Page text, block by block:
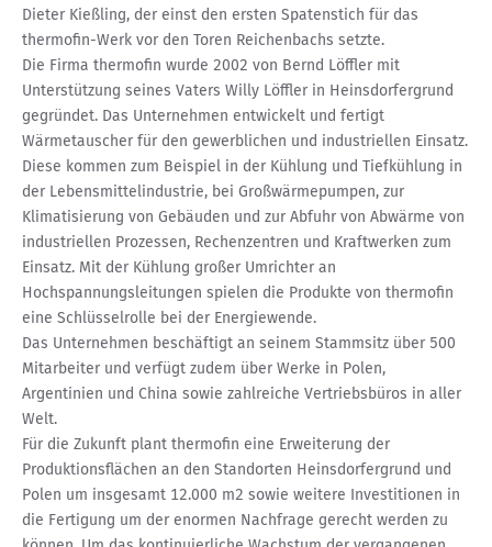
Dieter Kießling, der einst den ersten Spatenstich für das
thermofin-Werk vor den Toren Reichenbachs setzte.
Die Firma thermofin wurde 2002 von Bernd Löffler mit
Unterstützung seines Vaters Willy Löffler in Heinsdorfergrund
gegründet. Das Unternehmen entwickelt und fertigt
Wärmetauscher für den gewerblichen und industriellen Einsatz.
Diese kommen zum Beispiel in der Kühlung und Tiefkühlung in
der Lebensmittelindustrie, bei Großwärmepumpen, zur
Klimatisierung von Gebäuden und zur Abfuhr von Abwärme von
industriellen Prozessen, Rechenzentren und Kraftwerken zum
Einsatz. Mit der Kühlung großer Umrichter an
Hochspannungsleitungen spielen die Produkte von thermofin
eine Schlüsselrolle bei der Energiewende.
Das Unternehmen beschäftigt an seinem Stammsitz über 500
Mitarbeiter und verfügt zudem über Werke in Polen,
Argentinien und China sowie zahlreiche Vertriebsbüros in aller
Welt.
Für die Zukunft plant thermofin eine Erweiterung der
Produktionsflächen an den Standorten Heinsdorfergrund und
Polen um insgesamt 12.000 m2 sowie weitere Investitionen in
die Fertigung um der enormen Nachfrage gerecht werden zu